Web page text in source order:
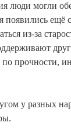
люди могли
ещё
из-за
прочности,
у разных